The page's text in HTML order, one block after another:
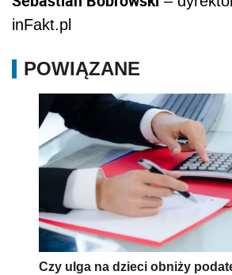
inFakt.pl
POWIĄZANE
Czy ulga na dzieci obniży